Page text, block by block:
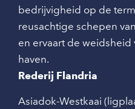
bedrijvigheid op de
reusachtige schepen
en ervaart de
haven.
Rederij Flandria
Asiadok-Westkaai